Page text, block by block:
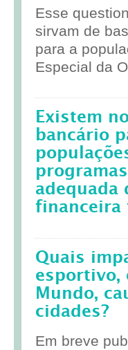
Esse
sirvam de
para a
Especial da
Existem
bancário
adequada
financeira
Quais
esportivo,
Mundo,
cidades?
Em breve